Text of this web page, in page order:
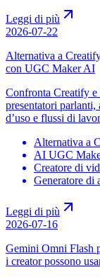
Leggi di più
2026-07-22
Alternativa a
con UGC Maker AI
Confronta Creatify
presentatori
d’uso e flussi di
Alternativa a
AI UGC
Creatore di
Generatore di
Leggi di più
2026-07-16
Gemini Omni Flash
i creator possono